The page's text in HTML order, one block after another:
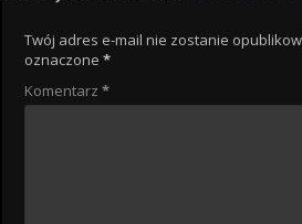
Twój adres e-mail nie zostanie
oznaczone*
Komentarz*